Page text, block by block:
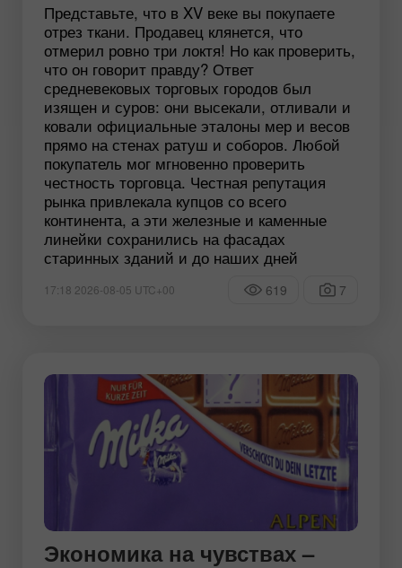
Представьте, что в XV веке вы покупаете
отрез ткани. Продавец клянется, что
отмерил ровно три локтя! Но как проверить,
что он говорит правду? Ответ
средневековых торговых городов был
изящен и суров: они высекали, отливали и
ковали официальные эталоны мер и весов
прямо на стенах ратуш и соборов. Любой
покупатель мог мгновенно проверить
честность торговца. Честная репутация
рынка привлекала купцов со всего
континента, а эти железные и каменные
линейки сохранились на фасадах
старинных зданий и до наших дней
17:18 2026-08-05 UTC+00 619 7
Экономика на чувствах –